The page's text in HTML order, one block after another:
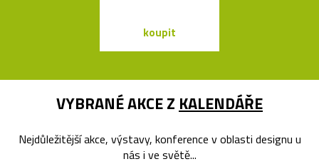
koupit
VYBRANÉ AKCE Z KALENDÁŘE
Nejdůležitější akce, výstavy, konference v oblasti designu u
nás i ve světě...